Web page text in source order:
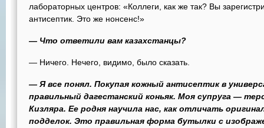
лабораторных центров: «Коллеги, как же так? Вы
антисептик. Это же нонсенс!»
— Что ответили вам казахстанцы?
— Ничего. Нечего, видимо, было сказать.
— Я все понял. Покупая кожный антисептик в
правильный дагестанский коньяк. Моя супруга —
Кизляра. Ее родня научила нас, как отличать
подделок. Это правильная форма бутылки с